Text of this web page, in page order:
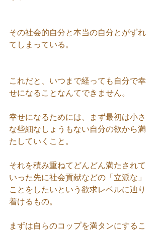
その社会的自分と本当の自分とがずれ
てしまっている。
これだと、いつまで経っても自分で幸
せになることなんてできません。
幸せになるためには、まず最初は小さ
な些細なしょうもない自分の欲から満
たしていくこと。
それを積み重ねてどんどん満たされて
いった先に社会貢献などの「立派な」
ことをしたいという欲求レベルに辿り
着けるもの。
まずは自らのコップを満タンにするこ